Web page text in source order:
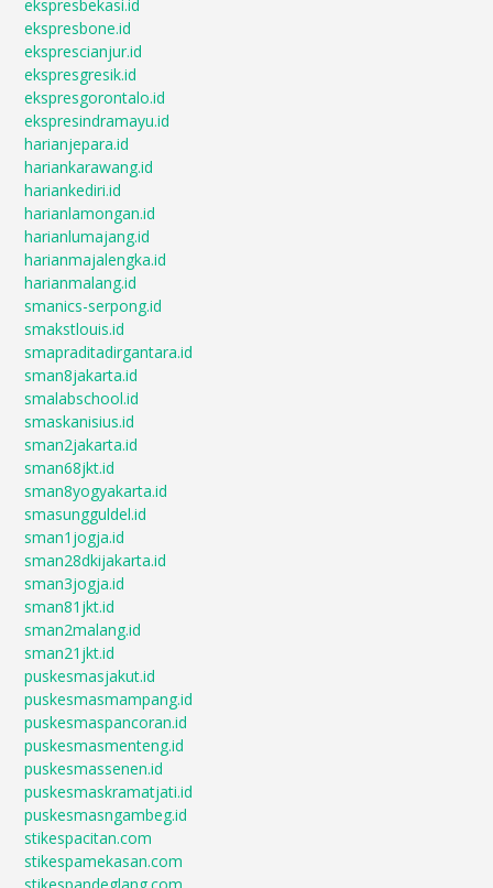
ekspresbekasi.id
ekspresbone.id
eksprescianjur.id
ekspresgresik.id
ekspresgorontalo.id
ekspresindramayu.id
harianjepara.id
hariankarawang.id
hariankediri.id
harianlamongan.id
harianlumajang.id
harianmajalengka.id
harianmalang.id
smanics-serpong.id
smakstlouis.id
smapraditadirgantara.id
sman8jakarta.id
smalabschool.id
smaskanisius.id
sman2jakarta.id
sman68jkt.id
sman8yogyakarta.id
smasungguldel.id
sman1jogja.id
sman28dkijakarta.id
sman3jogja.id
sman81jkt.id
sman2malang.id
sman21jkt.id
puskesmasjakut.id
puskesmasmampang.id
puskesmaspancoran.id
puskesmasmenteng.id
puskesmassenen.id
puskesmaskramatjati.id
puskesmasngambeg.id
stikespacitan.com
stikespamekasan.com